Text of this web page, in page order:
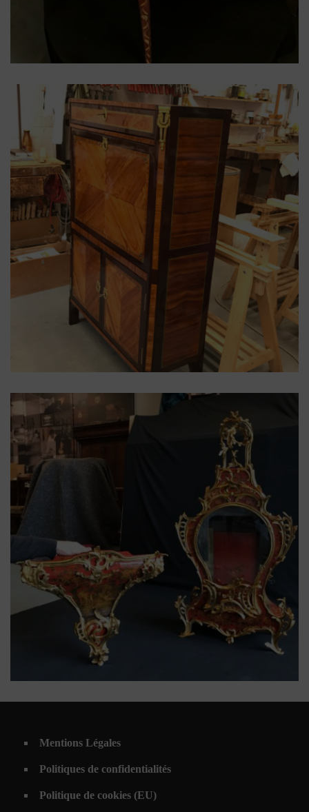
acajou,buis,érable,feuillage,fleurs Marqueterie,
marqueterie hollandaise,sycomore,table à jeu ,table
console triangulaire,XVIIIe
Table console triangulaire
XVIIIe marqueterie hollandaise
amarante,bois de rose,Louis XVI,Marqueterie,
Secrétaire
Secrétaire d’époque Louis XVI
montants à pans coupés
Bronzes dorés,estampille,Louis XV,vernis Martin
mouvementé, Époque Louis XV
estampillé Jacques Pecourt
Mentions Légales
Politiques de confidentialités
Politique de cookies (EU)